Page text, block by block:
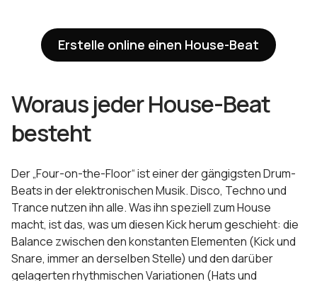
Erstelle online einen House-Beat
Woraus jeder House-Beat
besteht
Der „Four-on-the-Floor“ ist einer der gängigsten Drum-
Beats in der elektronischen Musik. Disco, Techno und
Trance nutzen ihn alle. Was ihn speziell zum House
macht, ist das, was um diesen Kick herum geschieht: die
Balance zwischen den konstanten Elementen (Kick und
Snare, immer an derselben Stelle) und den darüber
gelagerten rhythmischen Variationen (Hats und